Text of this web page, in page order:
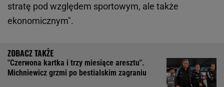
stratę pod względem sportowym, ale także
ekonomicznym".
"Czerwona kartka i trzy miesiące aresztu".
Michniewicz grzmi po bestialskim zagraniu